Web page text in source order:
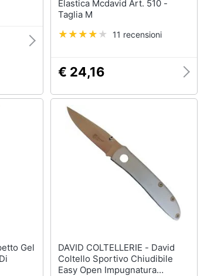
Elastica Mcdavid Art. 510 -
Taglia M
11 recensioni
€ 24,16
DAVID COLTELLERIE - David
Coltello Sportivo Chiudibile
Easy Open Impugnatura